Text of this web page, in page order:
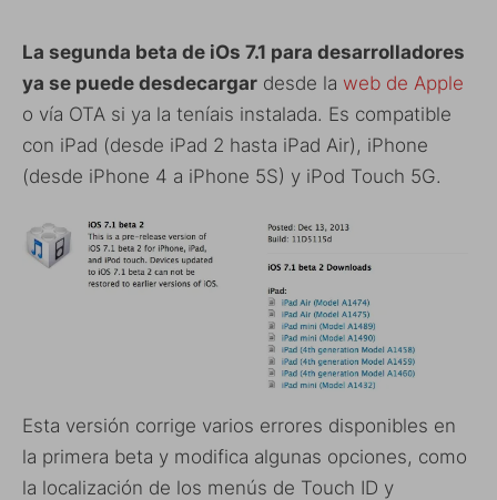
La segunda beta de iOs 7.1 para desarrolladores
ya se puede desdecargar desde la web de Apple
o vía OTA si ya la teníais instalada. Es compatible
con iPad (desde iPad 2 hasta iPad Air), iPhone
(desde iPhone 4 a iPhone 5S) y iPod Touch 5G.
Esta versión corrige varios errores disponibles en
la primera beta y modifica algunas opciones, como
la localización de los menús de Touch ID y